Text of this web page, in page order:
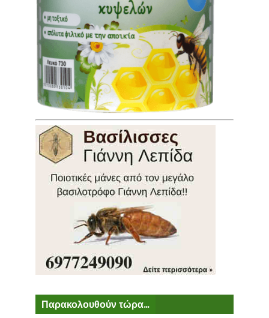
Παρακολουθούν τώρα...